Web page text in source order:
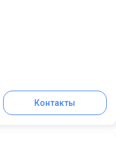
Контакты